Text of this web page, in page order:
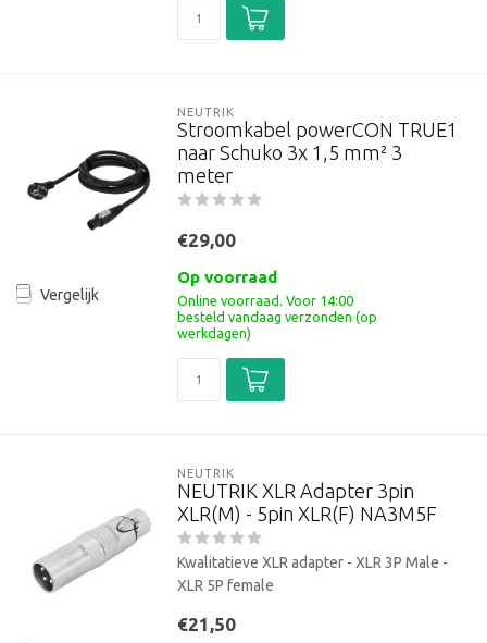
Vergelijk
NEUTRIK
Stroomkabel powerCON TRUE1
naar Schuko 3x 1,5 mm² 3
meter
€29,00
Op voorraad
Online voorraad. Voor 14:00
besteld vandaag verzonden (op
werkdagen)
NEUTRIK
NEUTRIK XLR Adapter 3pin
XLR(M) - 5pin XLR(F) NA3M5F
Kwalitatieve XLR adapter - XLR 3P Male -
XLR 5P female
€21,50